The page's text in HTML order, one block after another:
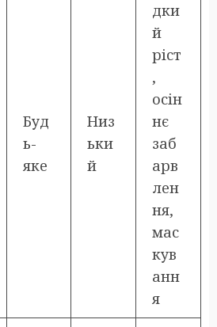
Буд
ь-
яке
Низ
ьки
й
дки
й
ріст
,
осін
нє
заб
арв
лен
ня,
мас
кув
анн
я